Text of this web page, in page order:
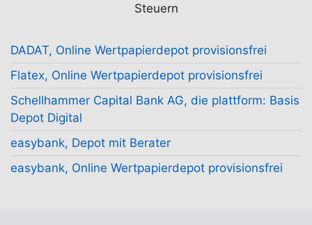
Steuern
DADAT, Online Wertpapierdepot provisionsfrei
Flatex, Online Wertpapierdepot provisionsfrei
Schellhammer Capital Bank AG, die plattform: Basis
Depot Digital
easybank, Depot mit Berater
easybank, Online Wertpapierdepot provisionsfrei